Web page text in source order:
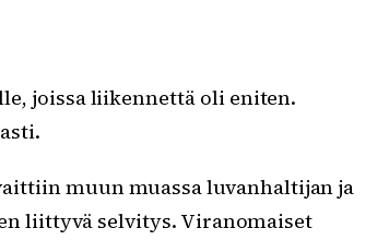
joissa liikennettä oli eniten.
muun muassa luvanhaltijan ja
liittyvä selvitys. Viranomaiset